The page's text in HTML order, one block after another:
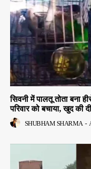
सिवनी में पालतू तोता बना
परिवार को बचाया, खुद की
SHUBHAM SHARMA -